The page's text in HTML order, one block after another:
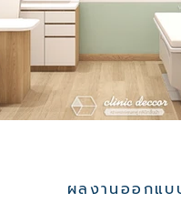
ผลงานออกแบ